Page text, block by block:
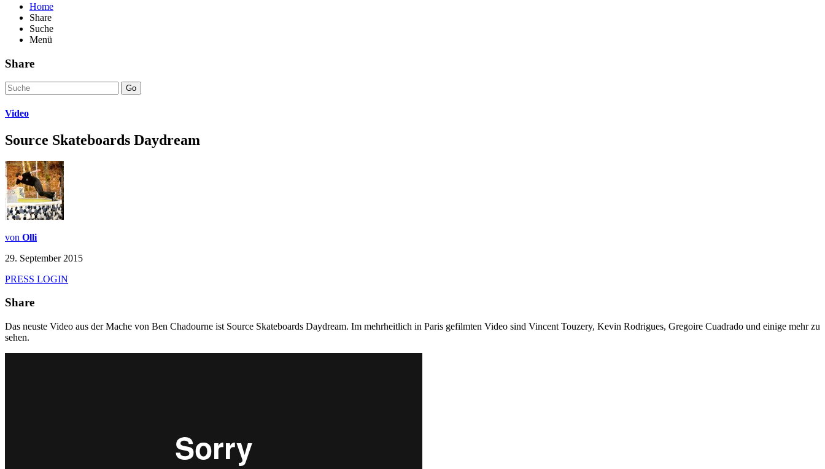
Home
Share
Suche
Menü
Share
Go
Video
Source Skateboards Daydream
von Olli
29. September 2015
PRESS LOGIN
Share
Das neuste Video aus der Mache von Ben Chadourne ist Source Skateboards Daydream. Im mehrheitlich in Paris gefilmten Video sind Vincent Touzery, Kevin Rodrigues, Gregoire Cuadrado und einige mehr zu
sehen.